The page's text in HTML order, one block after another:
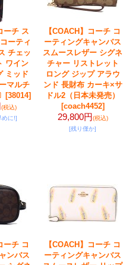
ーチ ス
ーティ
チェッ
ワイン
ミッド
マルチ
[38014]
(税込)
めに!]
【COACH】コーチ コ
ーティングキャンバス
スムースレザー シグネ
チャー リストレット
ロング ジップ アラウ
ンド 長財布 カーキ×サ
ドル2（日本未発売）
[coach4452]
29,800円(税込)
[残り僅か]
ーチ コ
ンバス
【COACH】コーチ コ
ーティングキャンバス